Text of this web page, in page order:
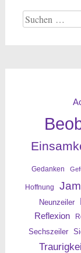
Suche
nach:
Gedanken
Hoffnung
Neunzeiler
Reflexion
Sechszeiler